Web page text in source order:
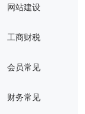
网站建设
工商财税
会员常见
财务常见